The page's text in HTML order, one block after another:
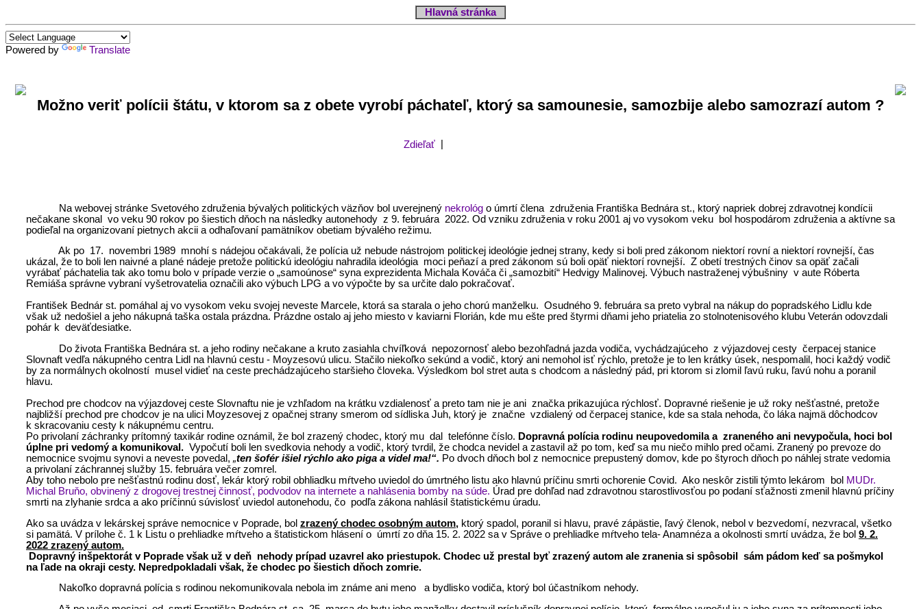
Hlavná stránka
Powered by Translate
Možno veriť polícii štátu, v ktorom sa z obete vyrobí páchateľ, ktorý sa samounesie, samozbije alebo samozrazí autom ?
Zdieľať
Na webovej stránke Svetového združenia bývalých politických väzňov bol uverejnený nekrológ o úmrtí člena združenia Františka Bednára st., ktorý napriek dobrej zdravotnej kondícii
nečakane skonal vo veku 90 rokov po šiestich dňoch na následky autonehody z 9. februára 2022. Od vzniku združenia v roku 2001 aj vo vysokom veku bol hospodárom združenia a aktívne sa
podieľal na organizovaní pietnych akcii a odhaľovaní pamätníkov obetiam bývalého režimu.
Ak po 17. novembri 1989 mnohí s nádejou očakávali, že polícia už nebude nástrojom politickej ideológie jednej strany, kedy si boli pred zákonom niektorí rovní a niektorí rovnejší, čas
ukázal, že to boli len naivné a plané nádeje pretože politickú ideológiu nahradila ideológia moci peňazí a pred zákonom sú boli opäť niektorí rovnejší. Z obetí trestných činov sa opäť začali
vyrábať páchatelia tak ako tomu bolo v prípade verzie o „samoúnose“ syna exprezidenta Michala Kováča či „samozbití“ Hedvigy Malinovej. Výbuch nastraženej výbušniny v aute Róberta
Remiáša správne vybraní vyšetrovatelia označili ako výbuch LPG a vo výpočte by sa určite dalo pokračovať.
František Bednár st. pomáhal aj vo vysokom veku svojej neveste Marcele, ktorá sa starala o jeho chorú manželku. Osudného 9. februára sa preto vybral na nákup do popradského Lidlu kde
však už nedošiel a jeho nákupná taška ostala prázdna. Prázdne ostalo aj jeho miesto v kaviarni Florián, kde mu ešte pred štyrmi dňami jeho priatelia zo stolnotenisového klubu Veterán odovzdali
pohár k deväťdesiatke.
Do života Františka Bednára st. a jeho rodiny nečakane a kruto zasiahla chvíľková nepozornosť alebo bezohľadná jazda vodiča, vychádzajúceho z výjazdovej cesty čerpacej stanice
Slovnaft vedľa nákupného centra Lidl na hlavnú cestu - Moyzesovú ulicu. Stačilo niekoľko sekúnd a vodič, ktorý ani nemohol isť rýchlo, pretože je to len krátky úsek, nespomalil, hoci každý vodič
by za normálnych okolností musel vidieť na ceste prechádzajúceho staršieho človeka. Výsledkom bol stret auta s chodcom a následný pád, pri ktorom si zlomil ľavú ruku, ľavú nohu a poranil
hlavu.
Prechod pre chodcov na výjazdovej ceste Slovnaftu nie je vzhľadom na krátku vzdialenosť a preto tam nie je ani značka prikazujúca rýchlosť. Dopravné riešenie je už roky nešťastné, pretože
najbližší prechod pre chodcov je na ulici Moyzesovej z opačnej strany smerom od sídliska Juh, ktorý je značne vzdialený od čerpacej stanice, kde sa stala nehoda, čo láka najmä dôchodcov
k skracovaniu cesty k nákupnému centru.
Po privolaní záchranky prítomný taxikár rodine oznámil, že bol zrazený chodec, ktorý mu dal telefónne číslo. Dopravná polícia rodinu neupovedomila a zraneného ani nevypočula, hoci bol
úplne pri vedomý a komunikoval. Vypočutí boli len svedkovia nehody a vodič, ktorý tvrdil, že chodca nevidel a zastavil až po tom, keď sa mu niečo mihlo pred očami. Zranený po prevoze do
nemocnice svojmu synovi a neveste povedal, „ten šofér išiel rýchlo ako piga a videl ma!“. Po dvoch dňoch bol z nemocnice prepustený domov, kde po štyroch dňoch po náhlej strate vedomia
a privolaní záchrannej služby 15. februára večer zomrel.
Aby toho nebolo pre nešťastnú rodinu dosť, lekár ktorý robil obhliadku mŕtveho uviedol do úmrtného listu ako hlavnú príčinu smrti ochorenie Covid. Ako neskôr zistili týmto lekárom bol MUDr.
Michal Bruňo, obvinený z drogovej trestnej činnosť, podvodov na internete a nahlásenia bomby na súde. Úrad pre dohľad nad zdravotnou starostlivosťou po podaní sťažnosti zmenil hlavnú príčiny
smrti na zlyhanie srdca a ako príčinnú súvislosť uviedol autonehodu, čo podľa zákona nahlásil štatistickému úradu.
Ako sa uvádza v lekárskej správe nemocnice v Poprade, bol zrazený chodec osobným autom, ktorý spadol, poranil si hlavu, pravé zápästie, ľavý členok, nebol v bezvedomí, nezvracal, všetko
si pamätá. V prílohe č. 1 k Listu o prehliadke mŕtveho a štatistickom hlásení o úmrtí zo dňa 15. 2. 2022 sa v Správe o prehliadke mŕtveho tela- Anamnéza a okolnosti smrtí uvádza, že bol 9. 2.
2022 zrazený autom.
Dopravný inšpektorát v Poprade však už v deň nehody prípad uzavrel ako priestupok. Chodec už prestal byť zrazený autom ale zranenia si spôsobil sám pádom keď sa pošmykol
na ľade na okraji cesty. Nepredpokladali však, že chodec po šiestich dňoch zomrie.
Nakoľko dopravná polícia s rodinou nekomunikovala nebola im známe ani meno a bydlisko vodiča, ktorý bol účastníkom nehody.